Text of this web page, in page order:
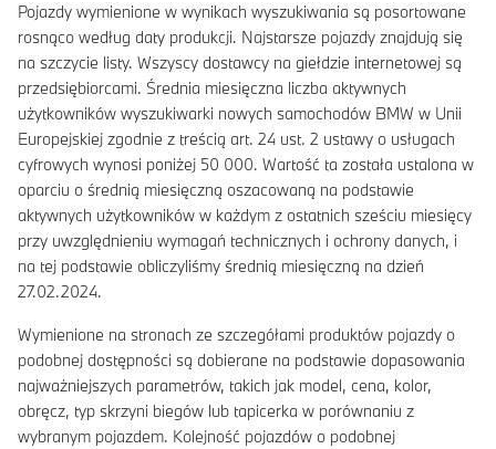
Pojazdy wymienione w wynikach wyszukiwania są posortowane
rosnąco według daty produkcji. Najstarsze pojazdy znajdują się
na szczycie listy. Wszyscy dostawcy na giełdzie internetowej są
przedsiębiorcami. Średnia miesięczna liczba aktywnych
użytkowników wyszukiwarki nowych samochodów BMW w Unii
Europejskiej zgodnie z treścią art. 24 ust. 2 ustawy o usługach
cyfrowych wynosi poniżej 50 000. Wartość ta została ustalona w
oparciu o średnią miesięczną oszacowaną na podstawie
aktywnych użytkowników w każdym z ostatnich sześciu miesięcy
przy uwzględnieniu wymagań technicznych i ochrony danych, i
na tej podstawie obliczyliśmy średnią miesięczną na dzień
27.02.2024.
Wymienione na stronach ze szczegółami produktów pojazdy o
podobnej dostępności są dobierane na podstawie dopasowania
najważniejszych parametrów, takich jak model, cena, kolor,
obręcz, typ skrzyni biegów lub tapicerka w porównaniu z
wybranym pojazdem. Kolejność pojazdów o podobnej